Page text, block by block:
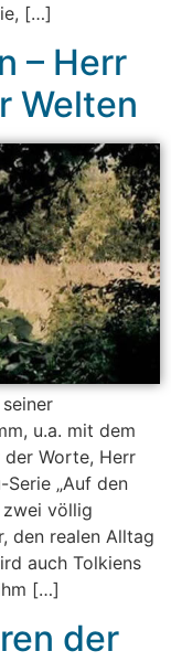
[…]
– Herr
Welten
u.a. mit dem
der Worte, Herr
„Auf den
völlig
den realen Alltag
auch Tolkiens
[…]
der